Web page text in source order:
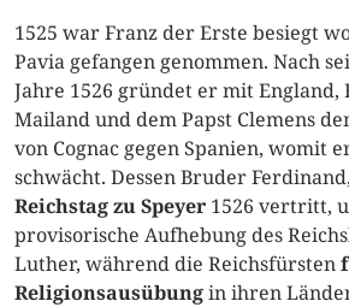
1525 war Franz der Erste besiegt
Pavia gefangen genommen. Nach
Jahre 1526 gründet er mit England,
Mailand und dem Papst Clemens
von Cognac gegen Spanien, womit
schwächt. Dessen Bruder
Reichstag zu Speyer 1526 vertritt,
provisorische Aufhebung des
Luther, während die Reichsfürsten
Religionsausübungin ihren